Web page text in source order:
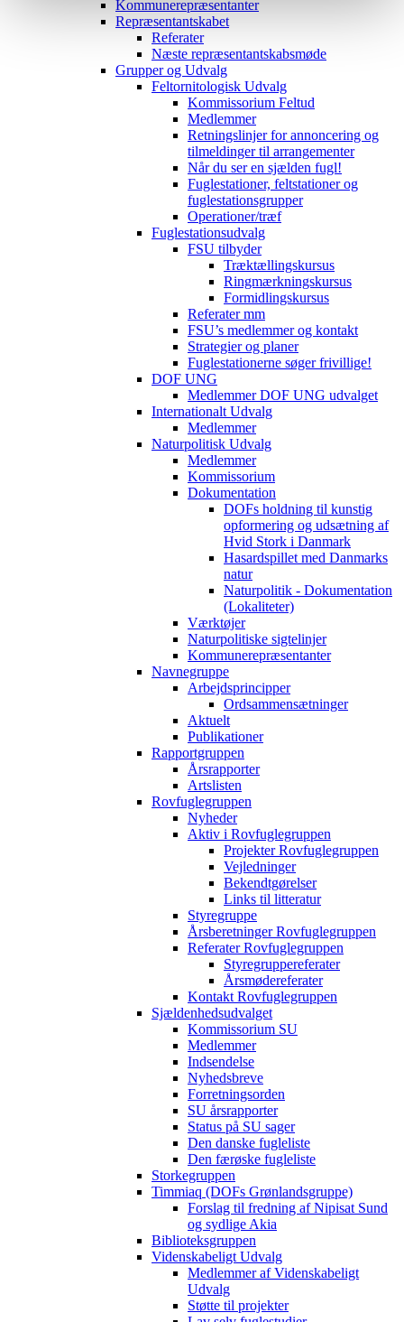
Kommunerepræsentanter
Repræsentantskabet
Referater
Næste repræsentantskabsmøde
Grupper og Udvalg
Feltornitologisk Udvalg
Kommissorium Feltud
Medlemmer
Retningslinjer for annoncering og
tilmeldinger til arrangementer
Når du ser en sjælden fugl!
Fuglestationer, feltstationer og
fuglestationsgrupper
Operationer/træf
Fuglestationsudvalg
FSU tilbyder
Træktællingskursus
Ringmærkningskursus
Formidlingskursus
Referater mm
FSU’s medlemmer og kontakt
Strategier og planer
Fuglestationerne søger frivillige!
DOF UNG
Medlemmer DOF UNG udvalget
Internationalt Udvalg
Medlemmer
Naturpolitisk Udvalg
Medlemmer
Kommissorium
Dokumentation
DOFs holdning til kunstig
opformering og udsætning af
Hvid Stork i Danmark
Hasardspillet med Danmarks
natur
Naturpolitik - Dokumentation
(Lokaliteter)
Værktøjer
Naturpolitiske sigtelinjer
Kommunerepræsentanter
Navnegruppe
Arbejdsprincipper
Ordsammensætninger
Aktuelt
Publikationer
Rapportgruppen
Årsrapporter
Artslisten
Rovfuglegruppen
Nyheder
Aktiv i Rovfuglegruppen
Projekter Rovfuglegruppen
Vejledninger
Bekendtgørelser
Links til litteratur
Styregruppe
Årsberetninger Rovfuglegruppen
Referater Rovfuglegruppen
Styregruppereferater
Årsmødereferater
Kontakt Rovfuglegruppen
Sjældenhedsudvalget
Kommissorium SU
Medlemmer
Indsendelse
Nyhedsbreve
Forretningsorden
SU årsrapporter
Status på SU sager
Den danske fugleliste
Den færøske fugleliste
Storkegruppen
Timmiaq (DOFs Grønlandsgruppe)
Forslag til fredning af Nipisat Sund
og sydlige Akia
Biblioteksgruppen
Videnskabeligt Udvalg
Medlemmer af Videnskabeligt
Udvalg
Støtte til projekter